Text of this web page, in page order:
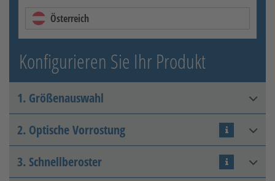
Österreich
Konfigurieren Sie Ihr Produkt
1. Größenauswahl
Abmessung
2. Optische Vorrostung
Optische Vorrostung
3. Schnellberoster